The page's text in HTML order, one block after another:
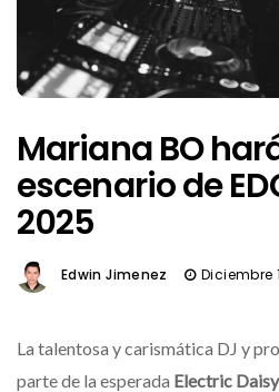
Mariana BO
escenario de
2025
Edwin Jimenez Diciembre
La talentosa y carismática DJ y
parte de la esperada Electric